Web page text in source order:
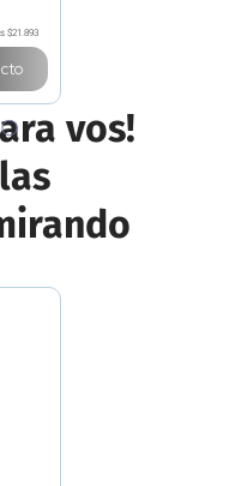
$21.893
vos!